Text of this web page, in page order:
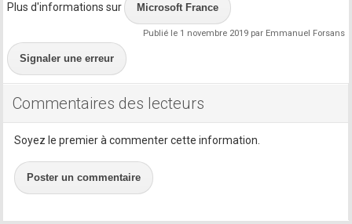
Plus d'informations sur Microsoft France
Publié le 1 novembre 2019 par Emmanuel Forsans
Signaler une erreur
Commentaires des lecteurs
Soyez le premier à commenter cette information.
Poster un commentaire